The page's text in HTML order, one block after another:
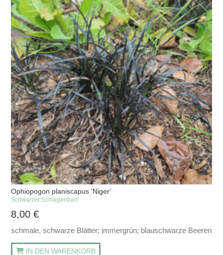
Ophiopogon planiscapus 'Niger'
Schwarzer Schlagenbart
8,00€
schmale, schwarze Blätter; immergrün; blauschwarze Beeren
IN DEN WARENKORB